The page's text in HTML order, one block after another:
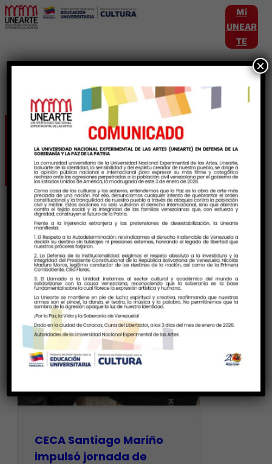
Mi
UNEAR
TE
Etiqueta:FuerzaHumanista
CECA Santiago Mariño
impulsó jornada de
×